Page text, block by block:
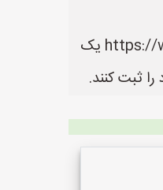
در سایت آهن آلاتی ها می توانید لیست بهترین فروشنده های آهن آلات را مشاهده کنید. سایت آهن آلاتی ها به نشانی https://www.AhanAlatiHa.ir یک
ثبت کنند.